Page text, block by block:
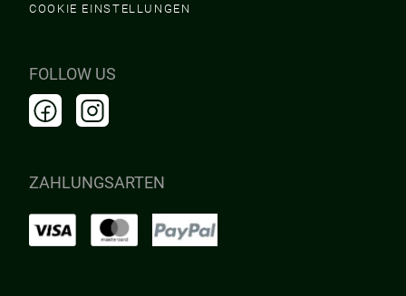
COOKIE EINSTELLUNGEN
FOLLOW US
ZAHLUNGSARTEN